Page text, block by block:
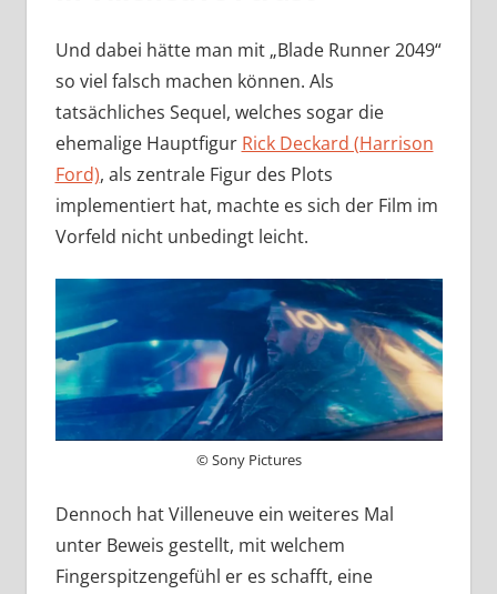
Und dabei hätte man mit „Blade Runner 2049“
so viel falsch machen können. Als
tatsächliches Sequel, welches sogar die
ehemalige Hauptfigur Rick Deckard (Harrison
Ford), als zentrale Figur des Plots
implementiert hat, machte es sich der Film im
Vorfeld nicht unbedingt leicht.
© Sony Pictures
Dennoch hat Villeneuve ein weiteres Mal
unter Beweis gestellt, mit welchem
Fingerspitzengefühl er es schafft, eine